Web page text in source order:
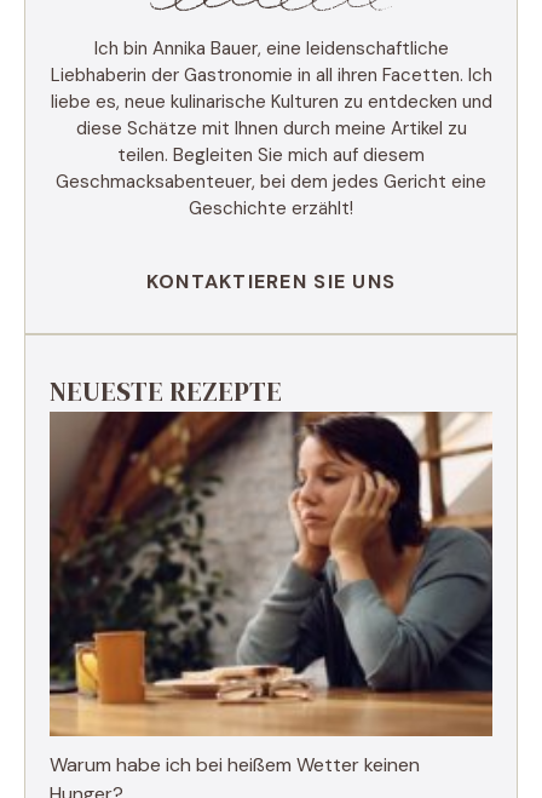
Ich bin Annika Bauer, eine leidenschaftliche
Liebhaberin der Gastronomie in all ihren Facetten. Ich
liebe es, neue kulinarische Kulturen zu entdecken und
diese Schätze mit Ihnen durch meine Artikel zu
teilen. Begleiten Sie mich auf diesem
Geschmacksabenteuer, bei dem jedes Gericht eine
Geschichte erzählt!
KONTAKTIEREN SIE UNS
NEUESTE REZEPTE
Warum habe ich bei heißem Wetter keinen